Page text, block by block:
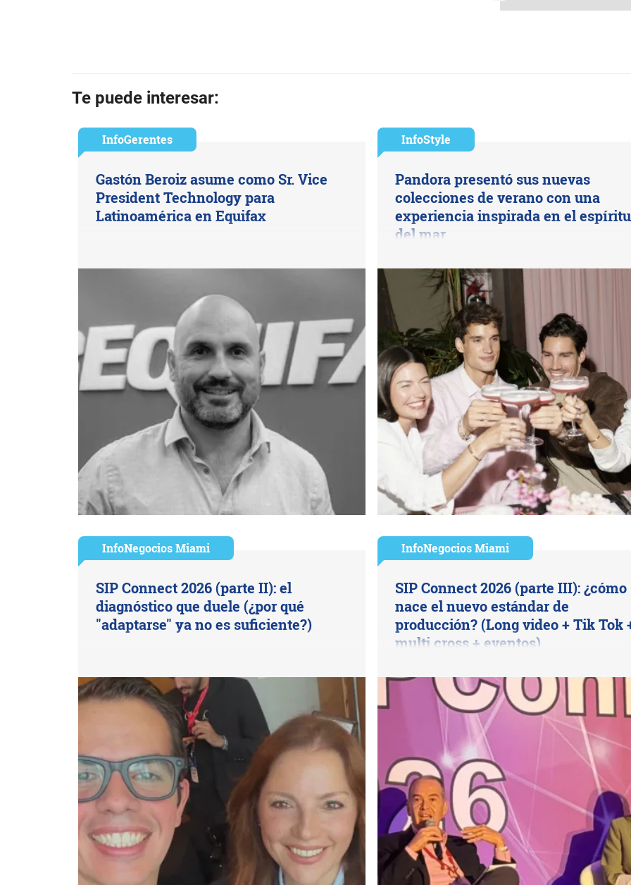
Te puede interesar:
InfoGerentes
Gastón Beroiz asume como Sr. Vice
President Technology para
Latinoamérica en Equifax
InfoStyle
Pandora presentó sus nuevas
colecciones de verano con una
experiencia inspirada en el espíritu
del mar
InfoNegocios Miami
SIP Connect 2026 (parte II): el
diagnóstico que duele (¿por qué
"adaptarse" ya no es suficiente?)
InfoNegocios Miami
SIP Connect 2026 (parte III): ¿cómo
nace el nuevo estándar de
producción? (Long video + Tik Tok
multi cross + eventos)